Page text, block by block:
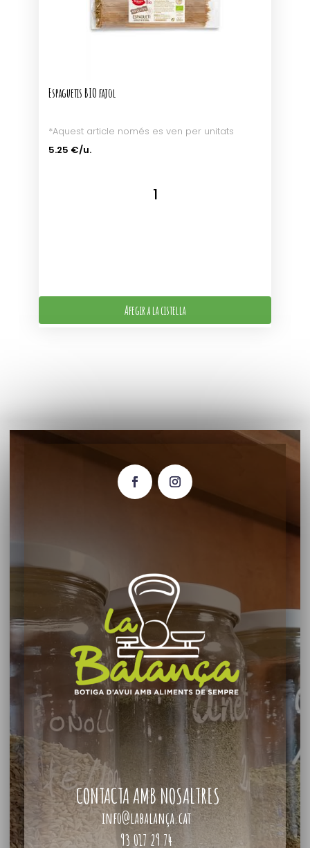
Espaguetis BIO fajol
*Aquest article només es ven per unitats
5.25 €/u.
Afegir a la cistella
CONTACTA AMB NOSALTRES
info@labalança.cat
93 017 29 74